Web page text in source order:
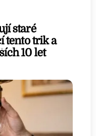
staré
tento trik a
10 let